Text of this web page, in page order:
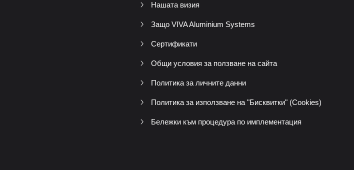
Нашата визия
Защо VIVA Aluminium Systems
Сертификати
Общи условия за ползване на сайта
Политика за личните данни
Политика за използване на "Бисквитки" (Cookies)
Бележки към процедура по имплементация